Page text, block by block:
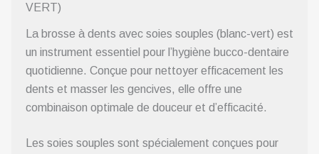
VERT)
La brosse à dents avec soies souples (blanc-vert) est
un instrument essentiel pour l’hygiène bucco-dentaire
quotidienne. Conçue pour nettoyer efficacement les
dents et masser les gencives, elle offre une
combinaison optimale de douceur et d’efficacité.
Les soies souples sont spécialement conçues pour